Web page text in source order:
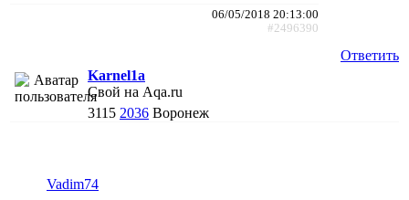
06/05/2018 20:13:00
#2496390
Ответить
Karnel1a
Свой на Aqa.ru
3115 2036 Воронеж
Vadim74